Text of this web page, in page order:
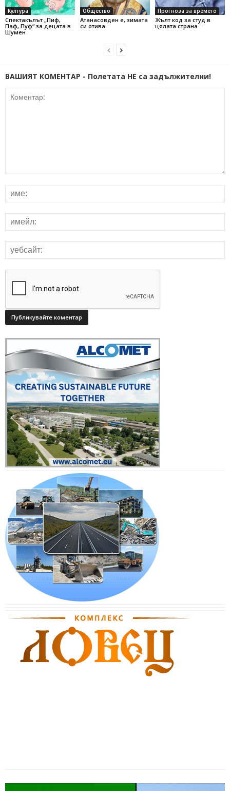
Култура
Спектакълът „Пиф,
Паф, Пуф“ за децата в
Шумен
Общество
Атанасовден е, зимата
си отива
Прогноза за времето
Жълт код за студ в
цялата страна
ВАШИЯТ КОМЕНТАР - Полетата НЕ са задължителни!